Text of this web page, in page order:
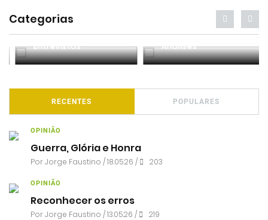
Categorias
Entrevistas Análises
RECENTES POPULARES
OPINIÃO
Guerra, Glória e Honra
PorJorge Faustino / 18.05.26 / 203
OPINIÃO
Reconhecer os erros
PorJorge Faustino / 13.05.26 / 219